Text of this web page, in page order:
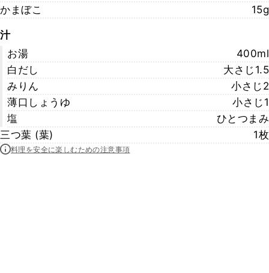
かまぼこ
15g
汁
お湯
400ml
白だし
大さじ1.5
みりん
小さじ2
薄口しょうゆ
小さじ1
塩
ひとつまみ
三つ葉 (葉)
1枚
料理を安全に楽しむための注意事項